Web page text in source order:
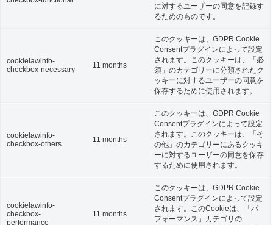
に対するユーザーの同意を記録す
るためのものです。
cookielawinfo-
checkbox-necessary
11 months
このクッキーは、GDPR Cookie
Consentプラグインによって設定
されます。このクッキーは、「必
須」のカテゴリーに分類されたク
ッキーに対するユーザーの同意を
保存するために使用されます。
cookielawinfo-
checkbox-others
11 months
このクッキーは、GDPR Cookie
Consentプラグインによって設定
されます。このクッキーは、「そ
の他」のカテゴリーにあるクッキ
ーに対するユーザーの同意を保存
するために使用されます。
cookielawinfo-
checkbox-
performance
11 months
このクッキーは、GDPR Cookie
Consentプラグインによって設定
されます。このCookieは、「パ
フォーマンス」カテゴリの